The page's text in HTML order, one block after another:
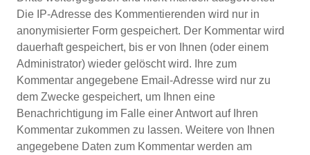
Die IP-Adresse des Kommentierenden wird nur in
anonymisierter Form gespeichert. Der Kommentar wird
dauerhaft gespeichert, bis er von Ihnen (oder einem
Administrator) wieder gelöscht wird. Ihre zum
Kommentar angegebene Email-Adresse wird nur zu
dem Zwecke gespeichert, um Ihnen eine
Benachrichtigung im Falle einer Antwort auf Ihren
Kommentar zukommen zu lassen. Weitere von Ihnen
angegebene Daten zum Kommentar werden am